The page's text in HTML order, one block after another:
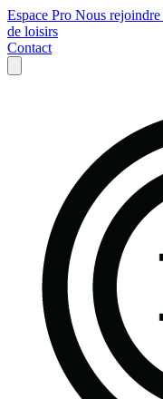
Espace Pro Nous rejoindre
de loisirs
Contact